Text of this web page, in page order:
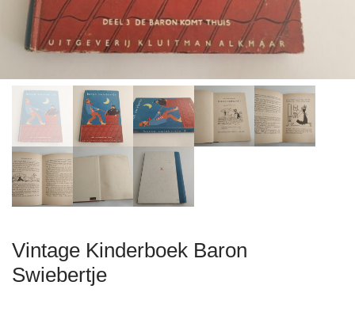
Vintage Kinderboek Baron
Swiebertje